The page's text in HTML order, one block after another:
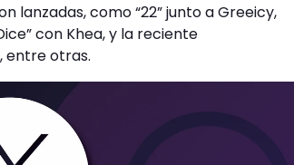
lanzadas, como “22” junto a Greeicy,
con Khea, y la reciente
entre otras.